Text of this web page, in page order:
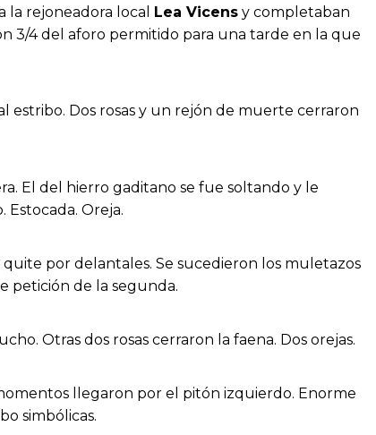
la rejoneadora local Lea Vicens y completaban
3/4 del aforo permitido para una tarde en la que
estribo. Dos rosas y un rejón de muerte cerraron
El del hierro gaditano se fue soltando y le
Oreja.
por delantales. Se sucedieron los muletazos
petición de la segunda.
Otras dos rosas cerraron la faena. Dos orejas.
llegaron por el pitón izquierdo. Enorme
simbólicas.